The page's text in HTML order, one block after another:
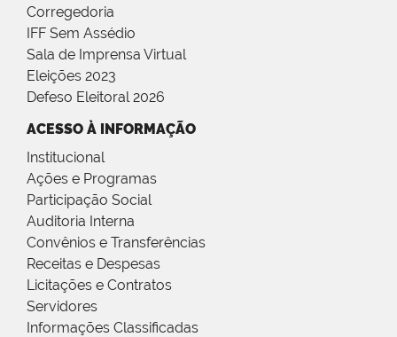
Corregedoria
IFF Sem Assédio
Sala de Imprensa Virtual
Eleições 2023
Defeso Eleitoral 2026
ACESSO À INFORMAÇÃO
Institucional
Ações e Programas
Participação Social
Auditoria Interna
Convênios e Transferências
Receitas e Despesas
Licitações e Contratos
Servidores
Informações Classificadas